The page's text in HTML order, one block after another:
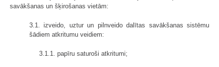
savākšanas un šķirošanas vietām:
3.1. izveido, uztur un pilnveido dalītas savākšanas sistēmu
šādiem atkritumu veidiem:
3.1.1. papīru saturoši atkritumi;